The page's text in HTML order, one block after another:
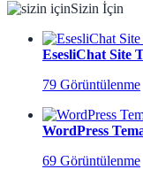
Sizin İçin
EsesliChat Site
79 Görüntülenme
WordPress
69 Görüntülenme